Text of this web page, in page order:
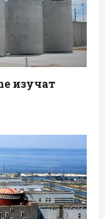
изучат